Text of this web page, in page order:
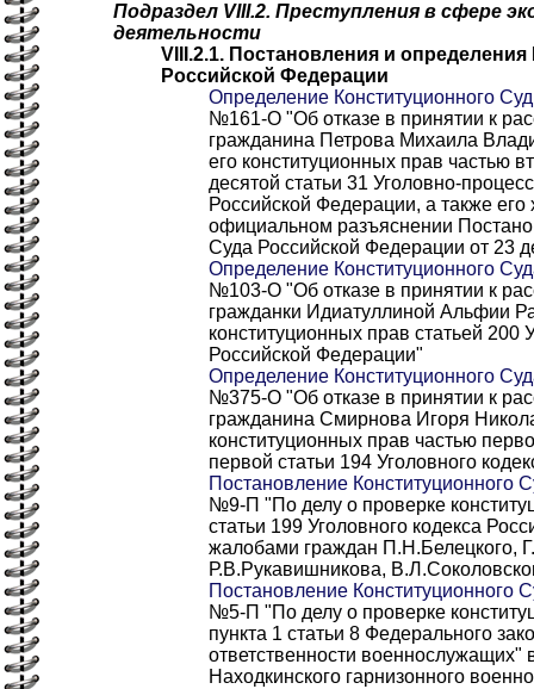
Подраздел VIII.2. Преступления в сфере
деятельности
VIII.2.1. Постановления и
Российской Федерации
Определение Конституционного
№161-O "Об отказе в принятии к
гражданина Петрова Михаила
его конституционных прав частью
десятой статьи 31 Уголовно-
Российской Федерации, а также его
официальном разъяснении
Суда Российской Федерации от 23
Определение Конституционного
№103-О "Об отказе в принятии к
гражданки Идиатуллиной Альфии
конституционных прав статьей 200
Российской Федерации"
Определение Конституционного
№375-O "Об отказе в принятии к
гражданина Смирнова Игоря
конституционных прав частью
первой статьи 194 Уголовного
Постановление Конституционного
№9-П "По делу о проверке
статьи 199 Уголовного кодекса
жалобами граждан П.Н.Белецкого,
Р.В.Рукавишникова,
Постановление Конституционного
№5-П "По делу о проверке
пункта 1 статьи 8 Федерального
ответственности военнослужащих"
Находкинского гарнизонного